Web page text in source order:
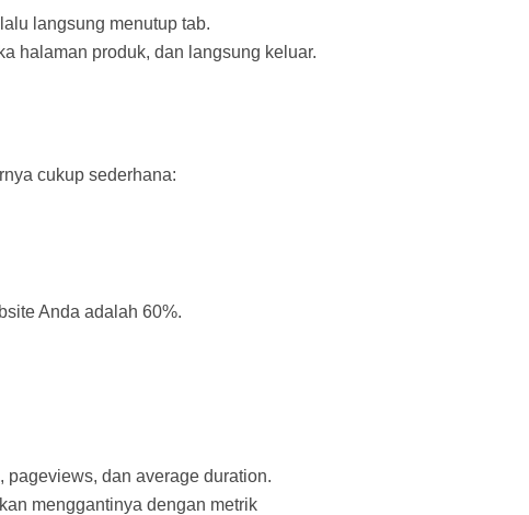
langsung menutup tab.
halaman produk, dan langsung keluar.
cukup sederhana:
Anda adalah 60%.
pageviews, dan average duration.
menggantinya dengan metrik